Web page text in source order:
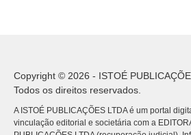
Copyright © 2026 - ISTOÉ
Todos os direitos reservados.
A ISTOÉ PUBLICAÇÕES LTDA é um portal
vinculação editorial e societária com a